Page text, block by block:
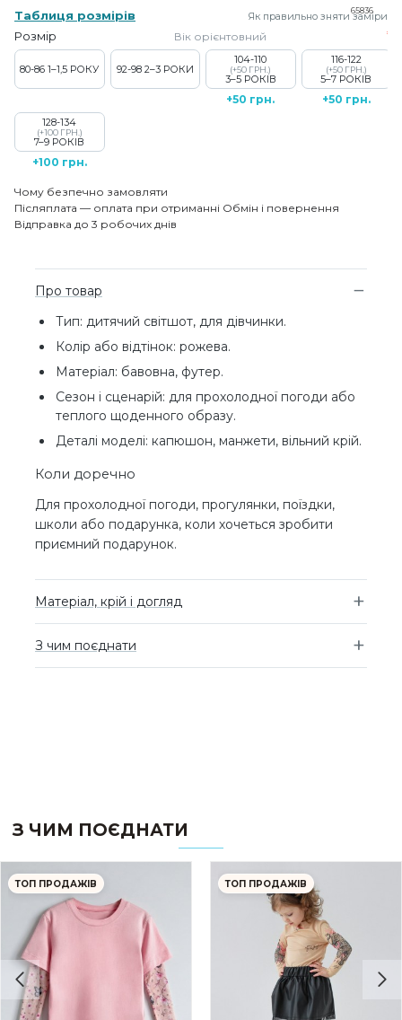
65836
Таблиця розмірів Як правильно зняти заміри
Розмір Вік орієнтовний
80-86 1–1,5 РОКУ 92-98 2–3 РОКИ
104-110
(+50 ГРН.)
3–5 РОКІВ
+50 грн.
116-122
(+50 ГРН.)
5–7 РОКІВ
+50 грн.
128-134
(+100 ГРН.)
7–9 РОКІВ
+100 грн.
Чому безпечно замовляти
Післяплата — оплата при отриманні Обмін і повернення
Відправка до 3 робочих днів
Про товар
Тип: дитячий світшот, для дівчинки.
Колір або відтінок: рожева.
Матеріал: бавовна, футер.
Сезон і сценарій: для прохолодної погоди або
теплого щоденного образу.
Деталі моделі: капюшон, манжети, вільний крій.
Коли доречно
Для прохолодної погоди, прогулянки, поїздки,
школи або подарунка, коли хочеться зробити
приємний подарунок.
Матеріал, крій і догляд
З чим поєднати
З ЧИМ ПОЄДНАТИ
ТОП ПРОДАЖІВ ТОП ПРОДАЖІВ